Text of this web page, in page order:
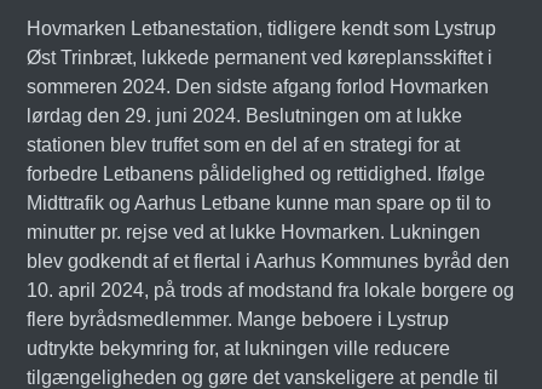
Hovmarken Letbanestation, tidligere kendt som Lystrup
Øst Trinbræt, lukkede permanent ved køreplansskiftet i
sommeren 2024. Den sidste afgang forlod Hovmarken
lørdag den 29. juni 2024. Beslutningen om at lukke
stationen blev truffet som en del af en strategi for at
forbedre Letbanens pålidelighed og rettidighed. Ifølge
Midttrafik og Aarhus Letbane kunne man spare op til to
minutter pr. rejse ved at lukke Hovmarken. Lukningen
blev godkendt af et flertal i Aarhus Kommunes byråd den
10. april 2024, på trods af modstand fra lokale borgere og
flere byrådsmedlemmer. Mange beboere i Lystrup
udtrykte bekymring for, at lukningen ville reducere
tilgængeligheden og gøre det vanskeligere at pendle til